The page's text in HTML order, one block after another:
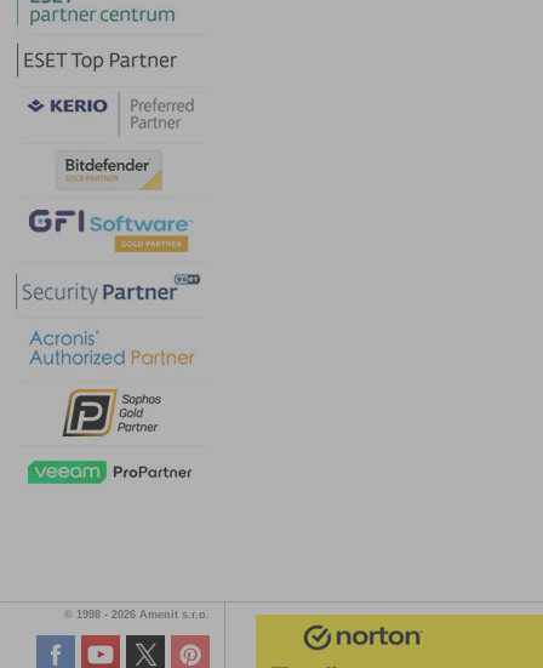
© 1998 - 2026 Amenit s.r.o.